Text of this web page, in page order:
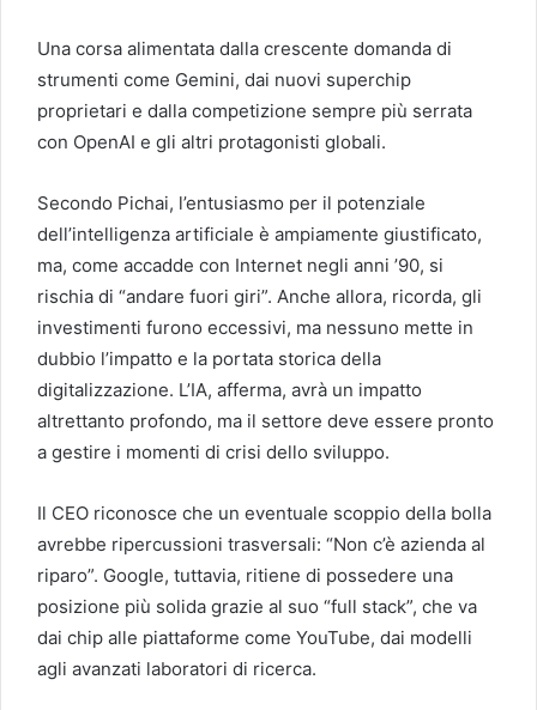
Una corsa alimentata dalla crescente domanda di
strumenti come Gemini, dai nuovi superchip
proprietari e dalla competizione sempre più serrata
con OpenAI e gli altri protagonisti globali.
Secondo Pichai, l’entusiasmo per il potenziale
dell’intelligenza artificiale è ampiamente giustificato,
ma, come accadde con Internet negli anni ’90, si
rischia di “andare fuori giri”. Anche allora, ricorda, gli
investimenti furono eccessivi, ma nessuno mette in
dubbio l’impatto e la portata storica della
digitalizzazione. L’IA, afferma, avrà un impatto
altrettanto profondo, ma il settore deve essere pronto
a gestire i momenti di crisi dello sviluppo.
Il CEO riconosce che un eventuale scoppio della bolla
avrebbe ripercussioni trasversali: “Non c’è azienda al
riparo”. Google, tuttavia, ritiene di possedere una
posizione più solida grazie al suo “full stack”, che va
dai chip alle piattaforme come YouTube, dai modelli
agli avanzati laboratori di ricerca.